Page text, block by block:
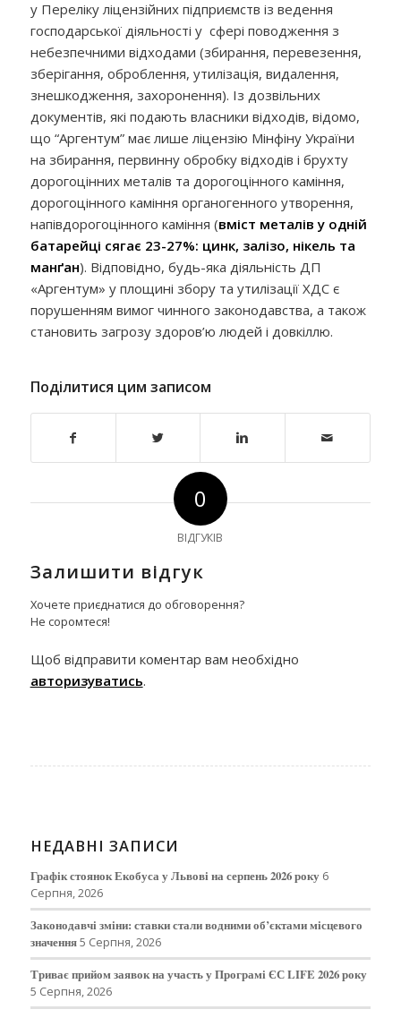
у Переліку ліцензійних підприємств із ведення
господарської діяльності у сфері поводження з
небезпечними відходами (збирання, перевезення,
зберігання, оброблення, утилізація, видалення,
знешкодження, захоронення). Із дозвільних
документів, які подають власники відходів, відомо,
що “Аргентум” має лише ліцензію Мінфіну України
на збирання, первинну обробку відходів і брухту
дорогоцінних металів та дорогоцінного каміння,
дорогоцінного каміння органогенного утворення,
напівдорогоцінного каміння (вміст металів у одній
батарейці сягає 23-27%: цинк, залізо, нікель та
манґан). Відповідно, будь-яка діяльність ДП
«Аргентум» у площині збору та утилізації ХДС є
порушенням вимог чинного законодавства, а також
становить загрозу здоров’ю людей і довкіллю.
Поділитися цим записом
0
ВІДГУКІВ
Залишити відгук
Хочете приєднатися до обговорення?
Не соромтеся!
Щоб відправити коментар вам необхідно
авторизуватись.
НЕДАВНІ ЗАПИСИ
Графік стоянок Екобуса у Львові на серпень 2026 року 6
Серпня, 2026
Законодавчі зміни: ставки стали водними об’єктами місцевого
значення5 Серпня, 2026
Триває прийом заявок на участь у Програмі ЄС LIFE 2026 року
5 Серпня, 2026